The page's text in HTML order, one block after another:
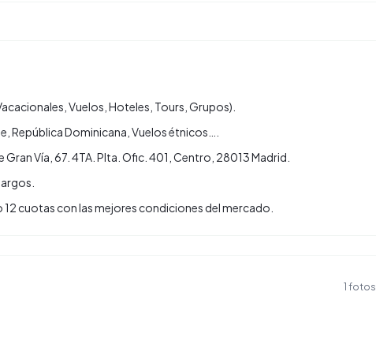
Vuelos, Hoteles, Tours, Grupos).
República Dominicana, Vuelos étnicos….
Vía, 67. 4TA. Plta. Ofic. 401, Centro, 28013 Madrid.
cuotas con las mejores condiciones del mercado.
1 fotos